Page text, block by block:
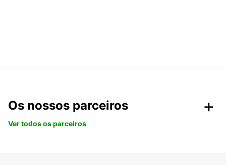
Os nossos parceiros
Ver todos os parceiros